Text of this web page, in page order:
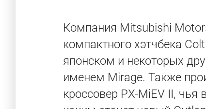
Компания Mitsubishi
компактного хэтчбека
японском и некоторых
именем Mirage. Также
кроссовер PX-MiEV II,